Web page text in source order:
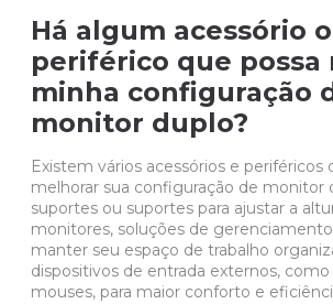
Há algum acessório
periférico que possa
minha configuração
monitor duplo?
Existem vários acessórios e periféricos
melhorar sua configuração de monitor
suportes ou suportes para ajustar a
monitores, soluções de
manter seu espaço de trabalho
dispositivos de entrada externos, como
mouses, para maior conforto e